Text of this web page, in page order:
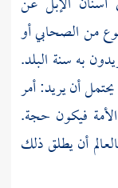
من الصحابي أو
به سنة البلد.
يحتمل أن يريد: أمر
فيكون حجة.
أن يطلق ذلك